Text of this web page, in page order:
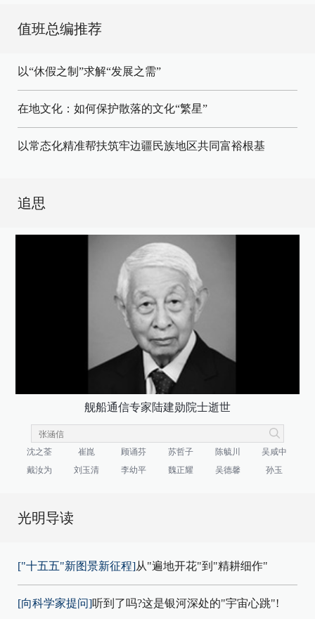
值班总编推荐
以“休假之制”求解“发展之需”
在地文化：如何保护散落的文化“繁星”
以常态化精准帮扶筑牢边疆民族地区共同富裕根基
追思
舰船通信专家陆建勋院士逝世
沈之荃 崔崑 顾诵芬 苏哲子 陈毓川
吴咸中
戴汝为
刘玉清 李幼平 魏正耀 吴德馨 孙玉
光明导读
["十五五"新图景新征程]从"遍地开花"到"精耕细作"
[向科学家提问]听到了吗?这是银河深处的"宇宙心跳"!